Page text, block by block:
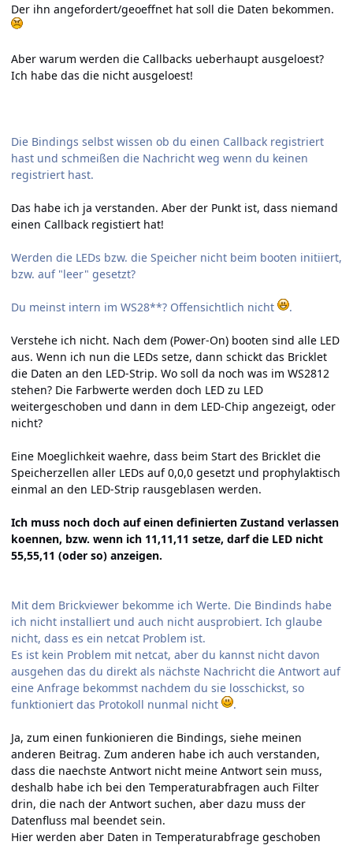
Der ihn angefordert/geoeffnet hat soll die Daten bekommen.
Aber warum werden die Callbacks ueberhaupt ausgeloest?
Ich habe das die nicht ausgeloest!
Die Bindings selbst wissen ob du einen Callback registriert
hast und schmeißen die Nachricht weg wenn du keinen
registriert hast.
Das habe ich ja verstanden. Aber der Punkt ist, dass niemand
einen Callback registiert hat!
Werden die LEDs bzw. die Speicher nicht beim booten initiiert,
bzw. auf "leer" gesetzt?
Du meinst intern im WS28**? Offensichtlich nicht .
Verstehe ich nicht. Nach dem (Power-On) booten sind alle LED
aus. Wenn ich nun die LEDs setze, dann schickt das Bricklet
die Daten an den LED-Strip. Wo soll da noch was im WS2812
stehen? Die Farbwerte werden doch LED zu LED
weitergeschoben und dann in dem LED-Chip angezeigt, oder
nicht?
Eine Moeglichkeit waehre, dass beim Start des Bricklet die
Speicherzellen aller LEDs auf 0,0,0 gesetzt und prophylaktisch
einmal an den LED-Strip rausgeblasen werden.
Ich muss noch doch auf einen definierten Zustand verlassen
koennen, bzw. wenn ich 11,11,11 setze, darf die LED nicht
55,55,11 (oder so) anzeigen.
Mit dem Brickviewer bekomme ich Werte. Die Bindinds habe
ich nicht installiert und auch nicht ausprobiert. Ich glaube
nicht, dass es ein netcat Problem ist.
Es ist kein Problem mit netcat, aber du kannst nicht davon
ausgehen das du direkt als nächste Nachricht die Antwort auf
eine Anfrage bekommst nachdem du sie losschickst, so
funktioniert das Protokoll nunmal nicht
.
Ja, zum einen funkionieren die Bindings, siehe meinen
anderen Beitrag. Zum anderen habe ich auch verstanden,
dass die naechste Antwort nicht meine Antwort sein muss,
deshalb habe ich bei den Temperaturabfragen auch Filter
drin, die nach der Antwort suchen, aber dazu muss der
Datenfluss mal beendet sein.
Hier werden aber Daten in Temperaturabfrage geschoben